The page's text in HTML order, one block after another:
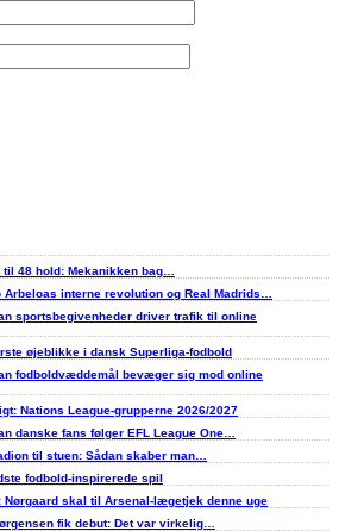
til 48 hold: Mekanikken bag…
Arbeloas interne revolution og Real Madrids…
sportsbegivenheder driver trafik til online
øjeblikke i dansk Superliga-fodbold
fodboldvæddemål bevæger sig mod online
Nations League-grupperne 2026/2027
danske fans følger EFL League One…
til stuen: Sådan skaber man…
fodbold-inspirerede spil
Nørgaard skal til Arsenal-lægetjek denne uge
fik debut: Det var virkelig…